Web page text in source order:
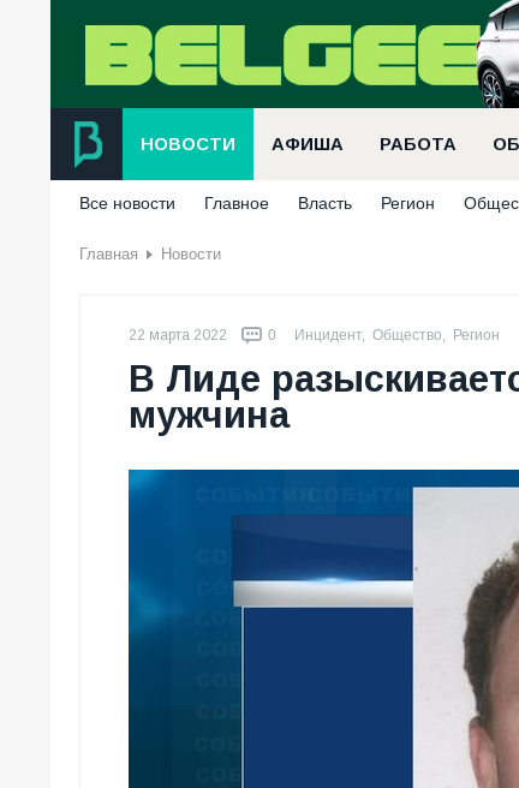
НОВОСТИ АФИША РАБОТА
Все новости Главное Власть Регион
Главная Новости
22 марта 2022 0 Инцидент, Общество, Регион
В Лиде
мужчина